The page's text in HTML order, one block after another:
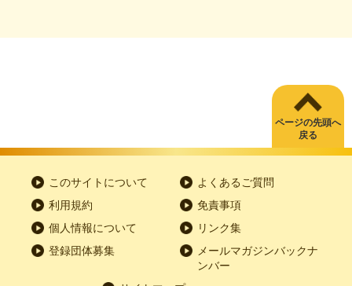
ページの先頭へ
戻る
このサイトについて
よくあるご質問
利用規約
免責事項
個人情報について
リンク集
登録団体募集
メールマガジンバックナ
ンバー